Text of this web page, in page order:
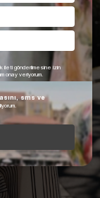
ileti gönderilmesine izin
onay veriyorum.
sms ve